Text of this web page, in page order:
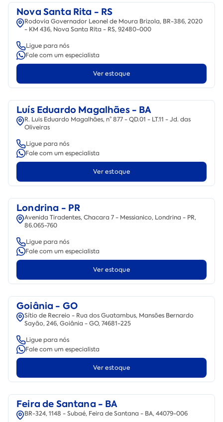
Nova Santa Rita - RS
Rodovia Governador Leonel de Moura Brizola, BR-386, 2020
- KM 436, Nova Santa Rita - RS, 92480-000
Ligue para nós
Fale com um especialista
Ver estoque
Luís Eduardo Magalhães - BA
R. Luis Eduardo Magalhães, n° 877 - QD.01 - LT.11 - Jd. das
Oliveiras
Ligue para nós
Fale com um especialista
Ver estoque
Londrina - PR
Avenida Tiradentes, Chacara 7 - Messianico, Londrina - PR,
86.065-760
Ligue para nós
Fale com um especialista
Ver estoque
Goiânia - GO
Sítio de Recreio - Rua dos Guatambus, Mansões Bernardo
Sayão, 246, Goiânia - GO, 74681-225
Ligue para nós
Fale com um especialista
Ver estoque
Feira de Santana - BA
BR-324, 1148 - Subaé, Feira de Santana - BA, 44079-006